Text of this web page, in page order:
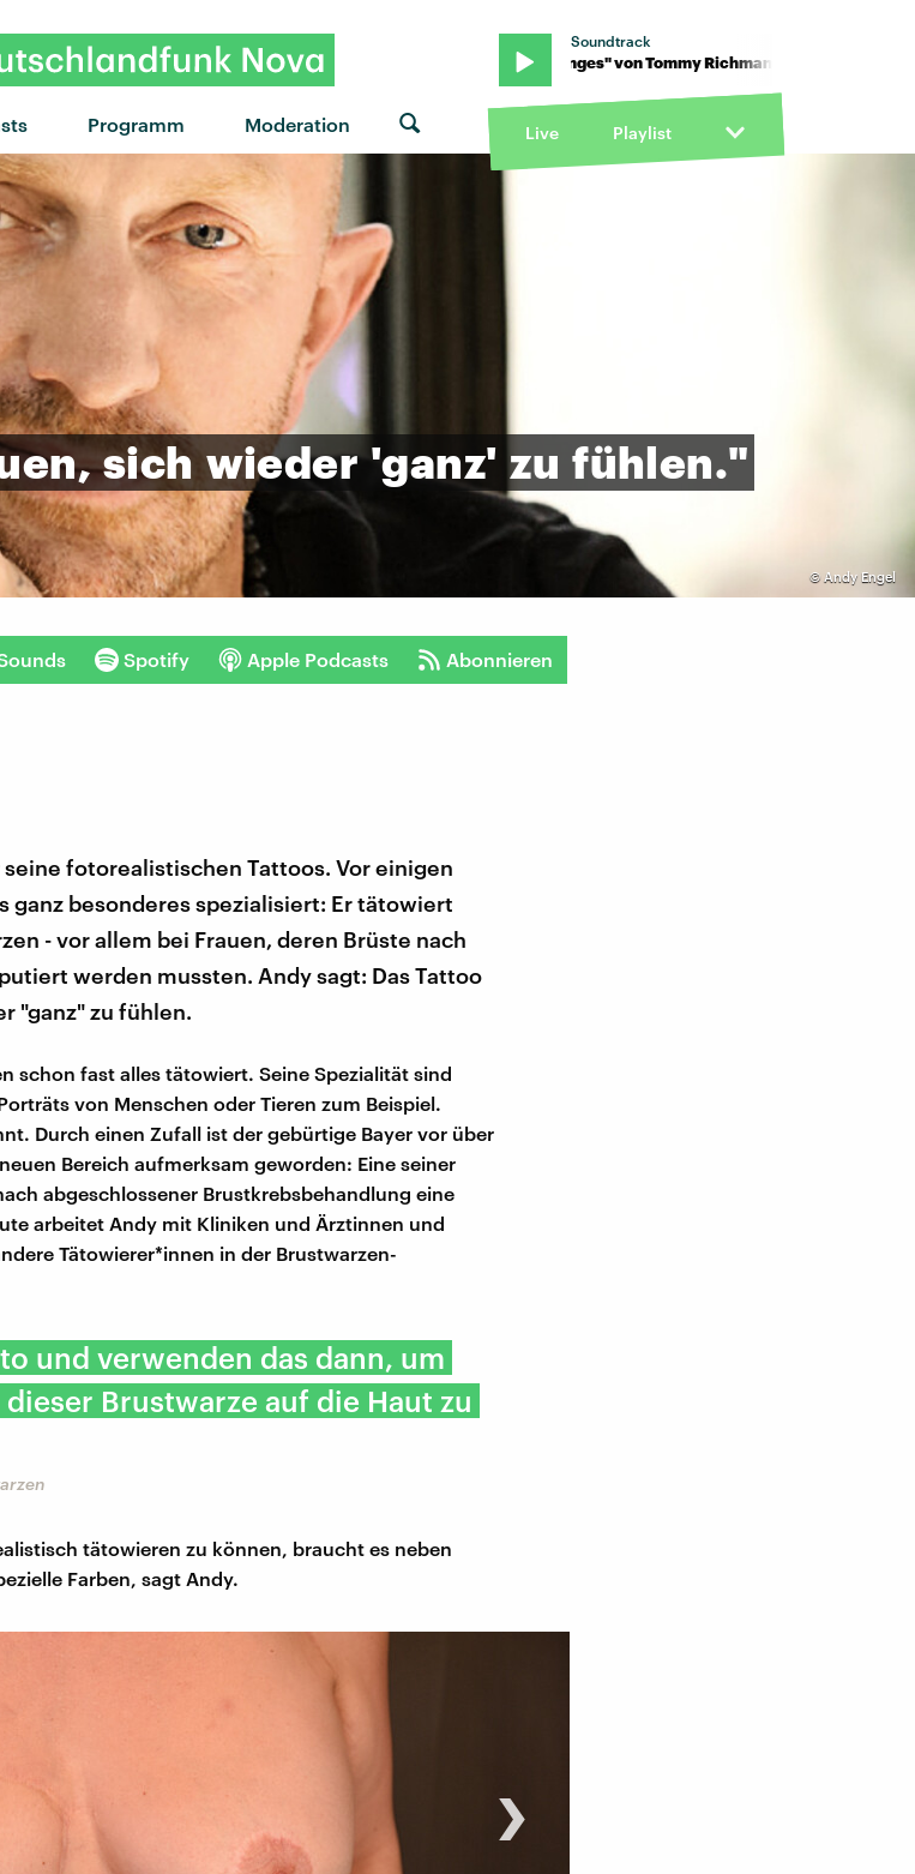
Programm Moderation
Soundtrack
"Changes" von Tommy Richman · "Changes" von Tommy Richman · "Changes" von Tommy
Live Playlist
© Andy Engel
sich wieder 'ganz' zu fühlen."
Spotify Apple Podcasts Abonnieren
fotorealistischen Tattoos. Vor einigen
ganz besonderes spezialisiert: Er tätowiert
- vor allem bei Frauen, deren Brüste nach
werden mussten. Andy sagt: Das Tattoo
"ganz" zu fühlen.
schon fast alles tätowiert. Seine Spezialität sind
von Menschen oder Tieren zum Beispiel.
Durch einen Zufall ist der gebürtige Bayer vor über
Bereich aufmerksam geworden: Eine seiner
abgeschlossener Brustkrebsbehandlung eine
arbeitet Andy mit Kliniken und Ärztinnen und
Tätowierer*innen in der Brustwarzen-
und verwenden das dann, um
Brustwarze auf die Haut zu
tätowieren zu können, braucht es neben
Farben, sagt Andy.
›